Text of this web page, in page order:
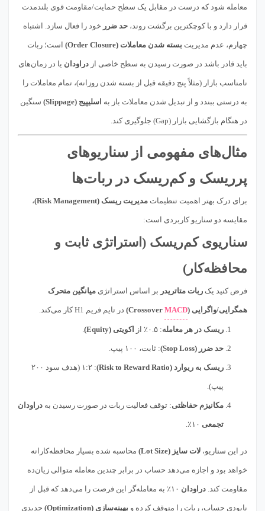
معامله شود که درست در مقابل یک سطح حمایت/مقاومت قوی بلندمدت
قرار دارد و با کوچکترین برگشت روند، حد ضرر خود را فعال سازد. اشتباه
چهارم، عدم مدیریت بسته شدن معاملات (Order Closure) است؛ ربات
باید قادر باشد در صورت رسیدن به سطح خاصی از دراودان یا در زمان‌های
نامناسب بازار (مثلاً پنج دقیقه قبل از بسته شدن روزانه)، تمام معاملات را
به درستی ببندد و از تبدیل شدن معاملات باز به اسلیپیج (Slippage) سنگین
در هنگام بازگشایی بازار (Gap) جلوگیری کند.
مثال‌های مفهومی از سناریوهای
پرریسک و کم‌ریسک در ربات‌ها
برای درک بهتر اهمیت تنظیمات مدیریت ریسک (Risk Management) ،
مقایسه دو سناریو کاربردی است:
سناریوی کم‌ریسک (استراتژی ثابت و
محافظه‌کار)
فرض کنید یک ربات متاتریدر بر اساس استراتژی میانگین متحرک
همگرایی/واگرایی (MACD در تایم فریم H1 کار می‌کند.
ریسک در هر معامله: ۰.۵٪ از اکویتی (Equity) .
حد ضرر (Stop Loss) : ثابت، ۱۰۰ پیپ.
ریسک به ریوارد (Risk to Reward Ratio) : ۱:۲ (هدف سود ۲۰۰
پیپ).
مکانیزم حفاظتی: توقف فعالیت ربات در صورت رسیدن به دراودان
تجمعی
در این سناریو، لات سایز (Lot Size) محاسبه شده بسیار محافظه‌کارانه
خواهد بود و اجازه می‌دهد حساب در برابر چندین معامله متوالی زیان‌ده
مقاومت کند. دراودان ۱۰٪ به معامله‌گر این فرصت را می‌دهد که قبل از
نابودی حساب، ربات را متوقف کرده و بهینه‌سازی (Optimization) جدیدی